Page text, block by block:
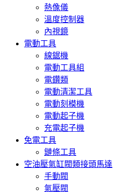
熱像儀
溫度控制器
內視鏡
電動工具
線鋸機
電動工具組
電鑽類
電動清潔工具
電動刻模機
電動起子機
充電起子機
免電工具
鏈條工具
空油壓氣缸閥類接頭馬達
手動閥
氣壓閥